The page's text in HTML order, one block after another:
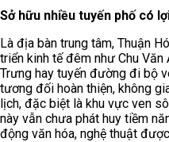
Sở hữu nhiều tuyến phố có
Là địa bàn trung tâm, Thuận
triển kinh tế đêm như Chu
Trưng hay tuyến đường đi bộ
tương đối hoàn thiện, không
lịch, đặc biệt là khu vực ven
này vẫn chưa phát huy tiềm
động văn hóa, nghệ thuật